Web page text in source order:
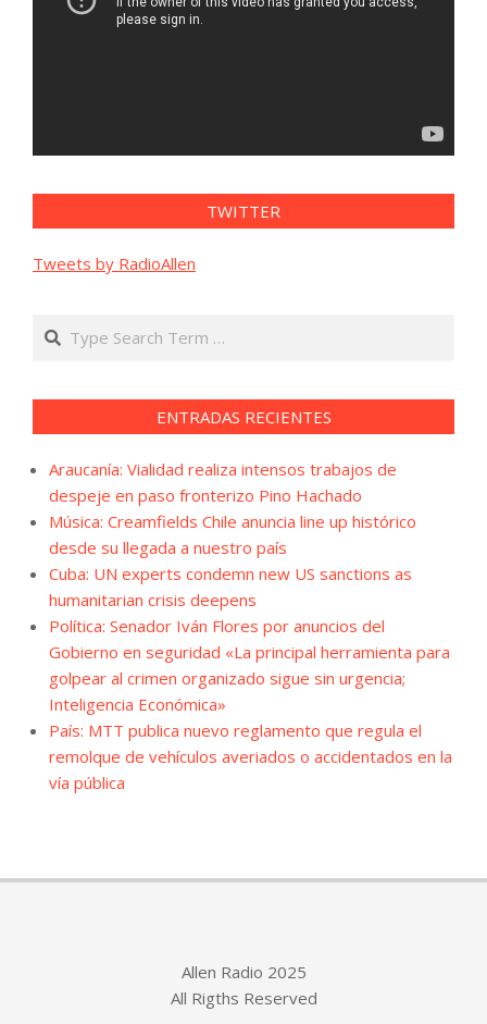
TWITTER
Tweets by RadioAllen
Search
ENTRADAS RECIENTES
Araucanía: Vialidad realiza intensos trabajos de
despeje en paso fronterizo Pino Hachado
Música: Creamfields Chile anuncia line up histórico
desde su llegada a nuestro país
Cuba: UN experts condemn new US sanctions as
humanitarian crisis deepens
Política: Senador Iván Flores por anuncios del
Gobierno en seguridad «La principal herramienta para
golpear al crimen organizado sigue sin urgencia;
Inteligencia Económica»
País: MTT publica nuevo reglamento que regula el
remolque de vehículos averiados o accidentados en la
vía pública
Allen Radio 2025
All Rigths Reserved